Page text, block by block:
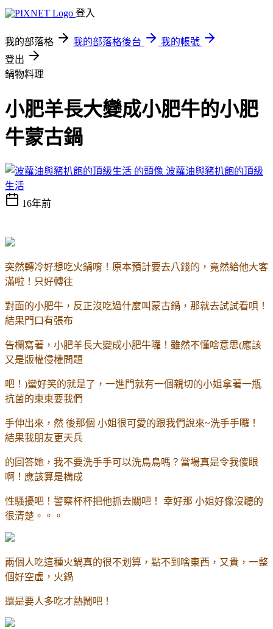
登入
我的部落格 我的部落格後台
我的帳號
登出
鍋物料理
小肥羊長大變成小肥牛的小肥
牛蒙古鍋
波蘿油與豬扒飽的頂級
生活
16年前
突然轉冷好想吃火鍋唷！原本預計要去八錢的，竟然給他大客
滿啦！只好轉往
對面的小肥牛，反正沒吃過什麼叫蒙古鍋，那就去試試看唄！
結果門口有張布
告欄寫著，小肥羊長大變成小肥牛囉！雖然不懂啥意思(應該
又是版權侵權問題
吧！ )蠻好笑的就是了，一進門就有一個親切的小姐拿著一瓶
抗菌的東東要我們
手伸出來，然 後那個 小姐很可愛的跟我們說來~洗手手囉！
結果我朋友更天兵
的回答她，我不要洗手手可以洗鳥鳥嗎？當場真是令我傻眼
啊！應該算是構成
性騷擾吧！警察杯杯把他抓去關吧！ 幸好那 小姐好像沒聽的
很清楚。。。
兩個人吃這種火鍋真的很不划算，點不到啥東西，又貴，一整
個好空虛，火鍋
還是要人多吃才熱鬧吧！